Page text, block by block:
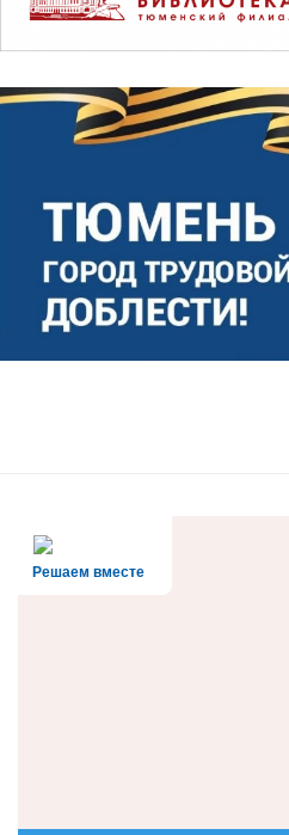
Решаем вместе